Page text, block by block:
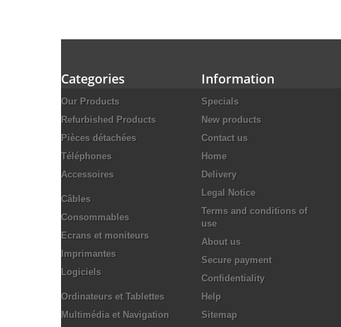
Categories
Our Products
Refurbished Products
Pièces détachées
Téléphones
Accessoires
Câbles
Consommables
Ecrans et moniteurs
Imprimantes
Logiciels
Ordinateurs et Tablettes
Multimédia et Navigation
Information
Specials
New products
Contact us
Home
Delivery
Legal Notice
Terms and conditions of
use
About us
Secure payment
Confidentiality
Help
Sitemap